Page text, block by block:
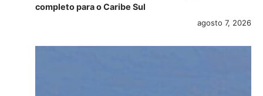
completo para o Caribe Sul
agosto 7, 2026